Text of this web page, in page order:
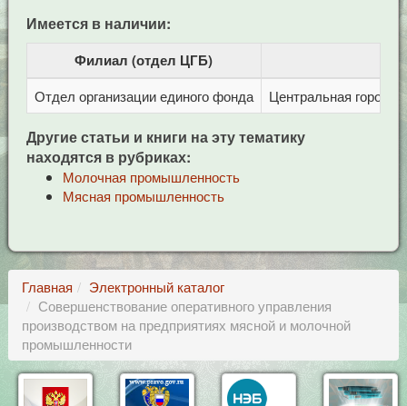
Имеется в наличии:
Филиал (отдел ЦГБ)
Отдел организации единого фонда Центральная
Другие статьи и книги на эту тематику
находятся в рубриках:
Молочная промышленность
Мясная промышленность
Главная
Электронный каталог
Совершенствование оперативного управления
производством на предприятиях мясной и молочной
промышленности